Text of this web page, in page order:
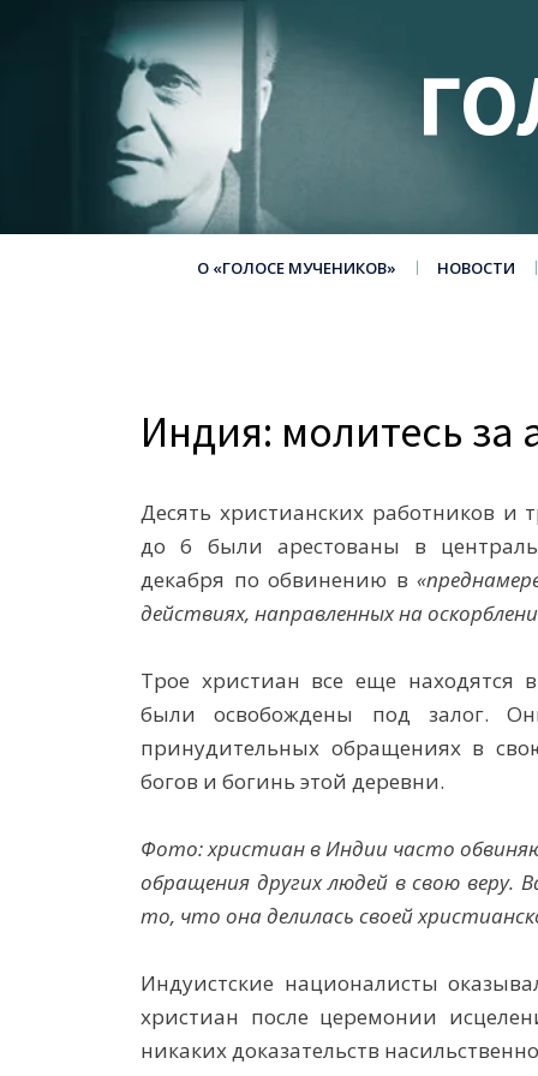
О «ГОЛОСЕ МУЧЕНИКОВ» НОВОСТИ
Индия: молитесь
Десять христианских работников и
до 6 были арестованы в
декабря по обвинению в
действиях, направленных на
Трое христиан все еще находятся
были освобождены под залог.
принудительных обращениях в
богов и богинь этой деревни.
Фото: христиан в Индии часто
обращения других людей в свою веру.
то, что она делилась своей
Индуистские националисты
христиан после церемонии
никаких доказательств